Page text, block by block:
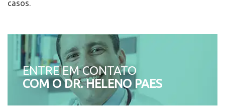
casos.
ENTRE EM CONTATO
COM O DR. HELENO PAES